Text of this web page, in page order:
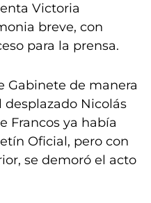
Victoria
breve, con
para la prensa.
Gabinete de manera
Nicolás
Francos ya había
Oficial, pero con
se demoró el acto